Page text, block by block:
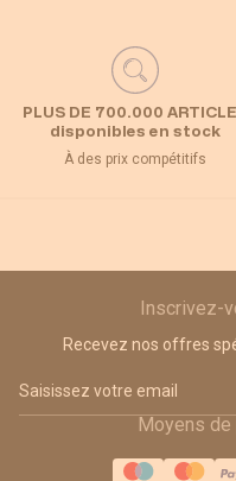
PLUS DE 700.000
disponibles en stock
À des prix compétitifs
Inscrivez-
Recevez nos offres
Moyens